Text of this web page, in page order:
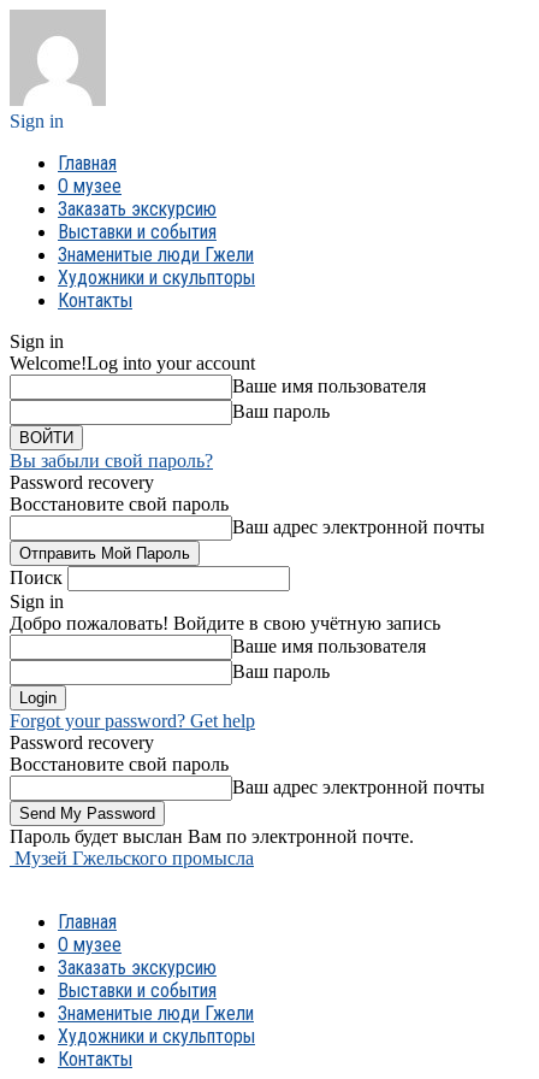
Sign in
Главная
О музее
Заказать экскурсию
Выставки и события
Знаменитые люди Гжели
Художники и скульпторы
Контакты
Sign in
Welcome!Log into your account
Ваше имя пользователя
Ваш пароль
Вы забыли свой пароль?
Password recovery
Восстановите свой пароль
Ваш адрес электронной почты
Поиск
Sign in
Добро пожаловать! Войдите в свою учётную запись
Ваше имя пользователя
Ваш пароль
Forgot your password? Get help
Password recovery
Восстановите свой пароль
Ваш адрес электронной почты
Пароль будет выслан Вам по электронной почте.
Музей Гжельского промысла
Главная
О музее
Заказать экскурсию
Выставки и события
Знаменитые люди Гжели
Художники и скульпторы
Контакты